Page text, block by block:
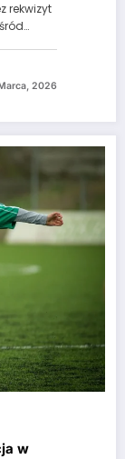
rekwizyt
2026
w